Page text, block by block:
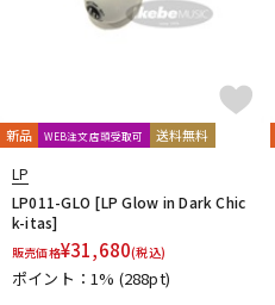
新品 WEB注文店頭受取可 送料無料
LP
LP011-GLO [LP Glow in Dark Chic
k-itas]
販売価格¥31,680(税込)
ポイント：1% (288pt)